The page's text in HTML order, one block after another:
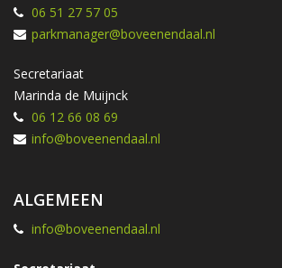
06 51 27 57 05
parkmanager@boveenendaal.nl
Secretariaat
Marinda de Muijnck
06 12 66 08 69
info@boveenendaal.nl
ALGEMEEN
info@boveenendaal.nl